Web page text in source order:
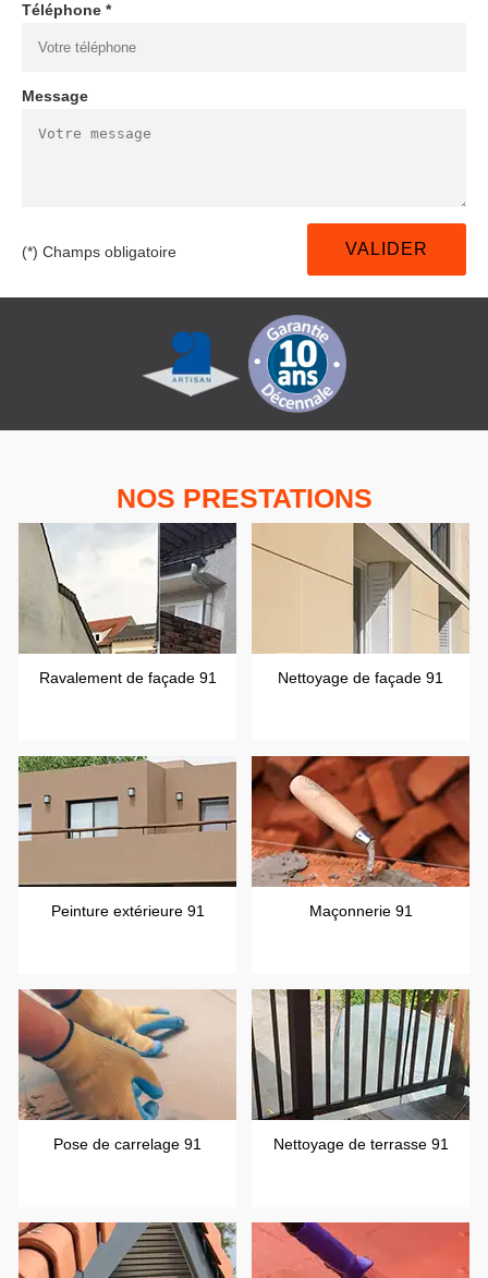
Téléphone *
Message
(*) Champs obligatoire
NOS PRESTATIONS
Ravalement de façade 91 Nettoyage de façade 91
Peinture extérieure 91 Maçonnerie 91
Pose de carrelage 91 Nettoyage de terrasse 91